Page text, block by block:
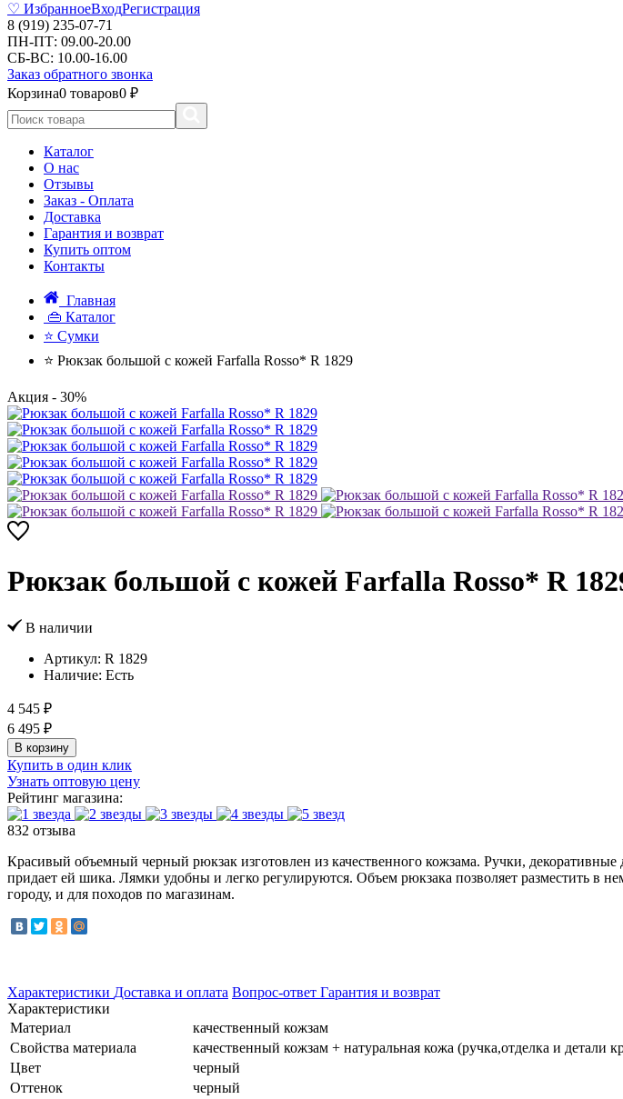
♡ ИзбранноеВходРегистрация
8 (919) 235-07-71
ПН-ПТ: 09.00-20.00
СБ-ВС: 10.00-16.00
Заказ обратного звонка
Корзина0 товаров0 ₽
Каталог
О нас
Отзывы
Заказ - Оплата
Доставка
Гарантия и возврат
Купить оптом
Контакты
Главная
👜 Каталог
⭐ Сумки
⭐ Рюкзак большой с кожей Farfalla Rosso* R 1829
Акция - 30%
Рюкзак большой с кожей Farfalla Rosso* R
В наличии
Артикул: R 1829
Наличие: Есть
4 545 ₽
6 495 ₽
В корзину
Купить в один клик
Узнать оптовую цену
Рейтинг магазина:
832 отзыва
Красивый объемный черный рюкзак изготовлен из качественного кожзама. Ручки,
придает ей шика. Лямки удобны и легко регулируются. Объем рюкзака позволяет разместить в
городу, и для походов по магазинам.
Характеристики Доставка и оплата Вопрос-ответ Гарантия и возврат
Характеристики
Материал
качественный кожзам
Свойства материала
качественный кожзам + натуральная кожа (ручка,отделка и детали
Цвет
черный
Оттенок
черный